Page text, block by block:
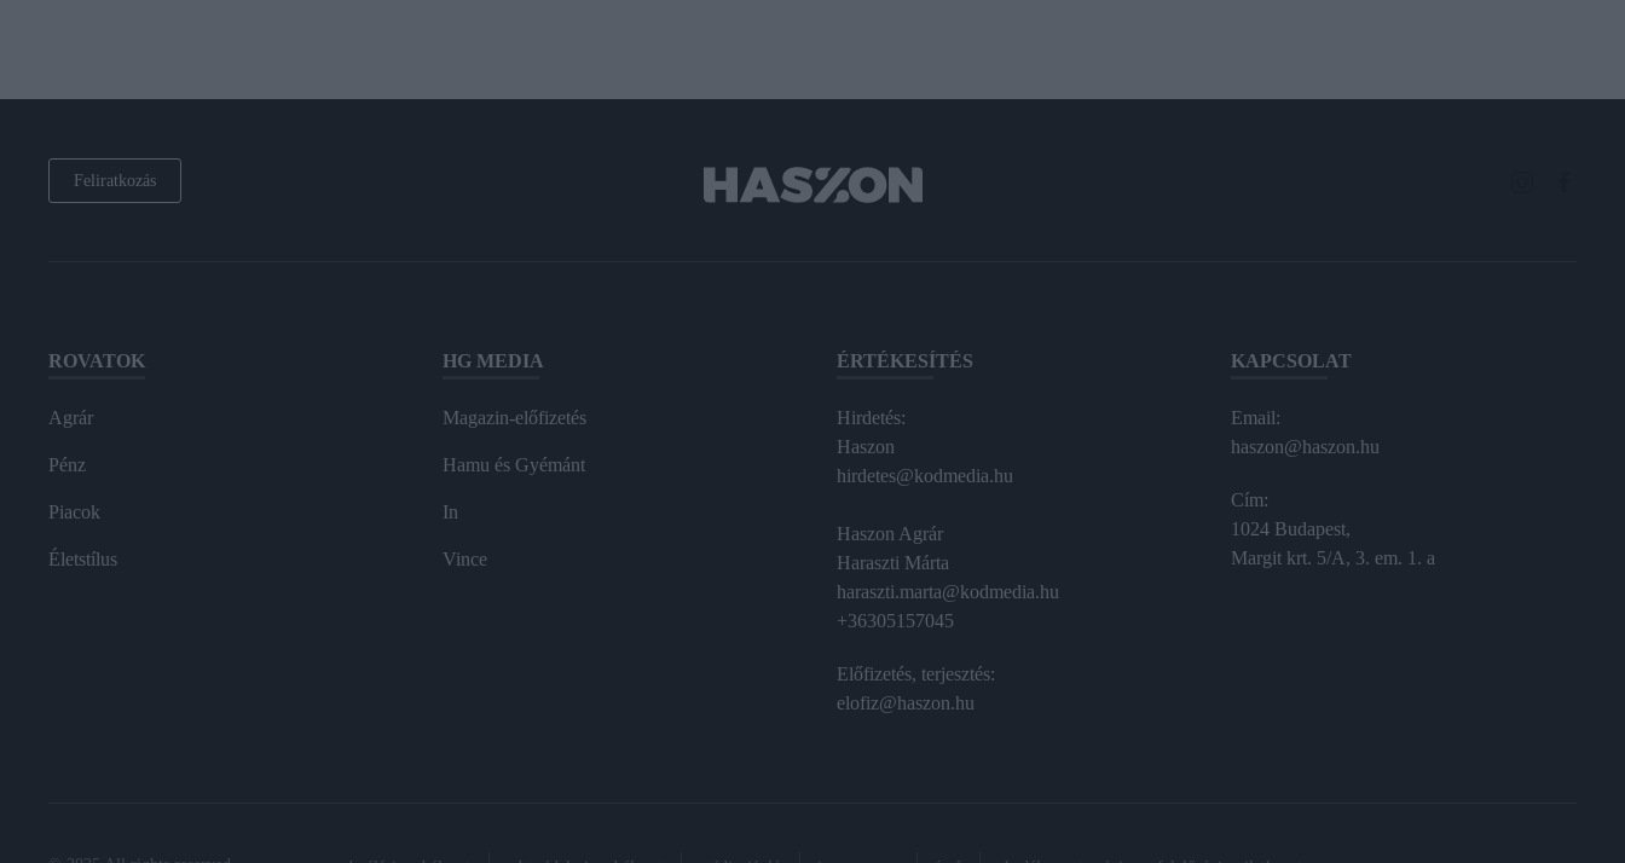
Feliratkozás
ROVATOK
Agrár
Pénz
Piacok
Életstílus
HG MEDIA
Magazin-előfizetés
Hamu és Gyémánt
In
Vince
ÉRTÉKESÍTÉS
Hirdetés:
Haszon
hirdetes@kodmedia.hu
Haszon Agrár
Haraszti Márta
haraszti.marta@kodmedia.hu
+36305157045
Előfizetés, terjesztés:
elofiz@haszon.hu
KAPCSOLAT
Email:
haszon@haszon.hu
Cím:
1024 Budapest,
Margit krt. 5/A, 3. em. 1. a